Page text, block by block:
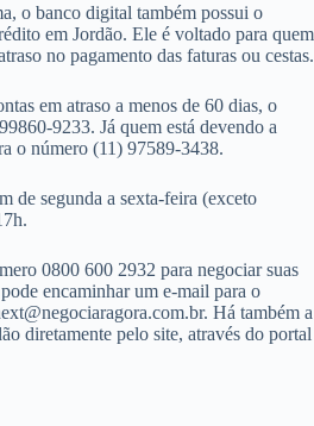
o banco digital também possui o
em Jordão. Ele é voltado para quem
no pagamento das faturas ou cestas.
em atraso a menos de 60 dias, o
9233. Já quem está devendo a
o número (11) 97589-3438.
de segunda a sexta-feira (exceto
0800 600 2932 para negociar suas
encaminhar um e-mail para o
. Há também a
diretamente pelo site, através do portal